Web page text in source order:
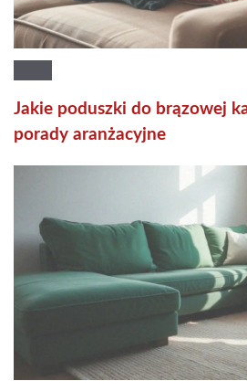
Jakie poduszki do brązowej
porady aranżacyjne